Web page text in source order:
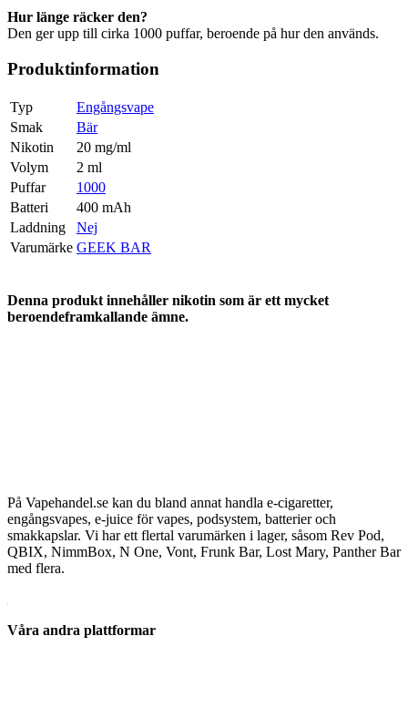
Hur länge räcker den?
Den ger upp till cirka 1000 puffar, beroende på hur den används.
Produktinformation
Typ
Engångsvape
Smak
Bär
Nikotin
20 mg/ml
Volym
2 ml
Puffar
1000
Batteri
400 mAh
Laddning
Nej
Varumärke GEEK BAR
Denna produkt innehåller nikotin som är ett mycket
beroendeframkallande ämne.
På Vapehandel.se kan du bland annat handla e-cigaretter,
engångsvapes, e-juice för vapes, podsystem, batterier och
smakkapslar. Vi har ett flertal varumärken i lager, såsom Rev Pod,
QBIX, NimmBox, N One, Vont, Frunk Bar, Lost Mary, Panther Bar
med flera.
Våra andra plattformar